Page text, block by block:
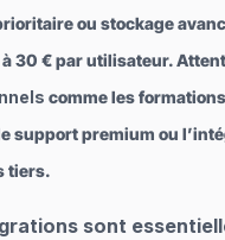
ou stockage
30 € par utilisateur.
comme les
support premium ou
tiers.
sont